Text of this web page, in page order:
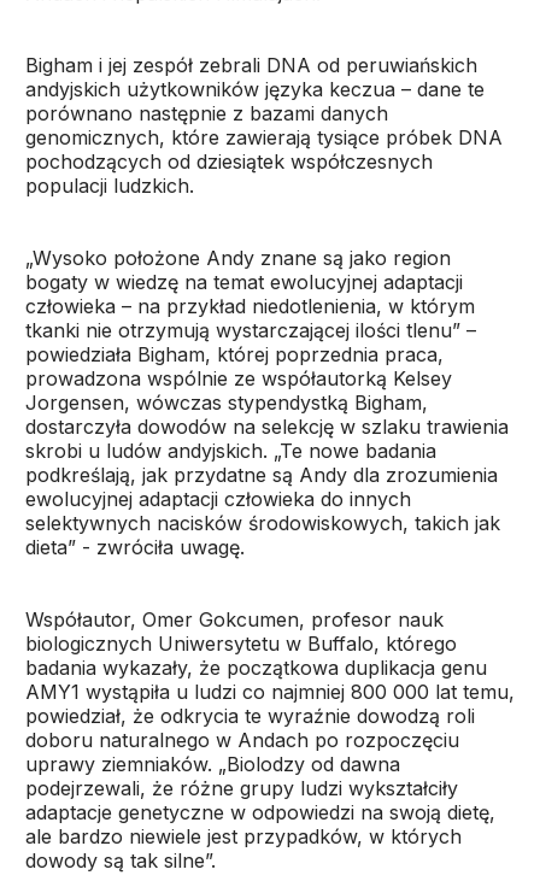
Bigham i jej zespół zebrali DNA od peruwiańskich
andyjskich użytkowników języka keczua – dane te
porównano następnie z bazami danych
genomicznych, które zawierają tysiące próbek DNA
pochodzących od dziesiątek współczesnych
populacji ludzkich.
„Wysoko położone Andy znane są jako region
bogaty w wiedzę na temat ewolucyjnej adaptacji
człowieka – na przykład niedotlenienia, w którym
tkanki nie otrzymują wystarczającej ilości tlenu” –
powiedziała Bigham, której poprzednia praca,
prowadzona wspólnie ze współautorką Kelsey
Jorgensen, wówczas stypendystką Bigham,
dostarczyła dowodów na selekcję w szlaku trawienia
skrobi u ludów andyjskich. „Te nowe badania
podkreślają, jak przydatne są Andy dla zrozumienia
ewolucyjnej adaptacji człowieka do innych
selektywnych nacisków środowiskowych, takich jak
dieta” - zwróciła uwagę.
Współautor, Omer Gokcumen, profesor nauk
biologicznych Uniwersytetu w Buffalo, którego
badania wykazały, że początkowa duplikacja genu
AMY1 wystąpiła u ludzi co najmniej 800 000 lat temu,
powiedział, że odkrycia te wyraźnie dowodzą roli
doboru naturalnego w Andach po rozpoczęciu
uprawy ziemniaków. „Biolodzy od dawna
podejrzewali, że różne grupy ludzi wykształciły
adaptacje genetyczne w odpowiedzi na swoją dietę,
ale bardzo niewiele jest przypadków, w których
dowody są tak silne”.